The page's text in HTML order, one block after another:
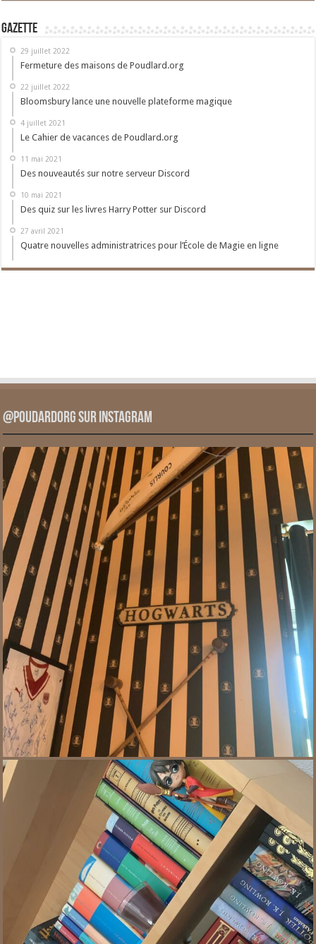
Gazette
29 juillet 2022
Fermeture des maisons de Poudlard.org
22 juillet 2022
Bloomsbury lance une nouvelle plateforme magique
4 juillet 2021
Le Cahier de vacances de Poudlard.org
11 mai 2021
Des nouveautés sur notre serveur Discord
10 mai 2021
Des quiz sur les livres Harry Potter sur Discord
27 avril 2021
Quatre nouvelles administratrices pour l’École de Magie en ligne
@PoudardOrg sur Instagram